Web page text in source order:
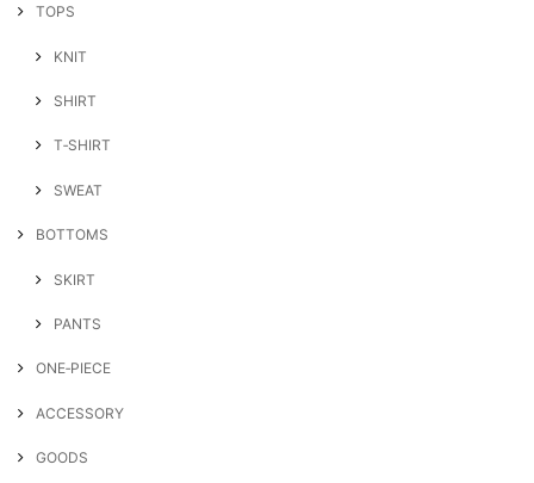
TOPS
KNIT
SHIRT
T‐SHIRT
SWEAT
BOTTOMS
SKIRT
PANTS
ONE‐PIECE
ACCESSORY
GOODS